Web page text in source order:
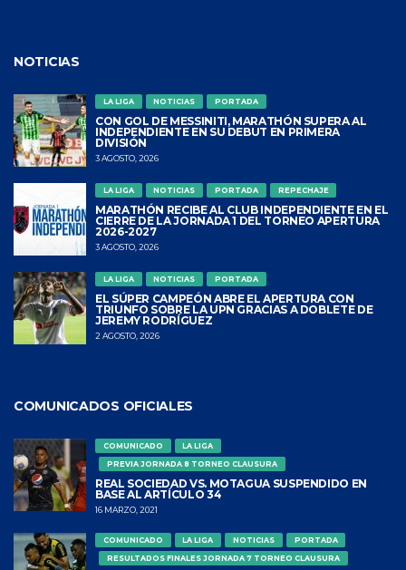
NOTICIAS
LA LIGA NOTICIAS PORTADA
CON GOL DE MESSINITI, MARATHÓN SUPERA AL
INDEPENDIENTE EN SU DEBUT EN PRIMERA
DIVISIÓN
3 AGOSTO, 2026
LA LIGA NOTICIAS PORTADA REPECHAJE
MARATHÓN RECIBE AL CLUB INDEPENDIENTE EN EL
CIERRE DE LA JORNADA 1 DEL TORNEO APERTURA
2026-2027
3 AGOSTO, 2026
LA LIGA NOTICIAS PORTADA
EL SÚPER CAMPEÓN ABRE EL APERTURA CON
TRIUNFO SOBRE LA UPN GRACIAS A DOBLETE DE
JEREMY RODRÍGUEZ
2 AGOSTO, 2026
COMUNICADOS OFICIALES
COMUNICADO
LA LIGA
PREVIA JORNADA 8 TORNEO CLAUSURA
REAL SOCIEDAD VS. MOTAGUA SUSPENDIDO EN
BASE AL ARTÍCULO 34
16 MARZO, 2021
COMUNICADO LA LIGA NOTICIAS
PORTADA
RESULTADOS FINALES JORNADA 7 TORNEO CLAUSURA